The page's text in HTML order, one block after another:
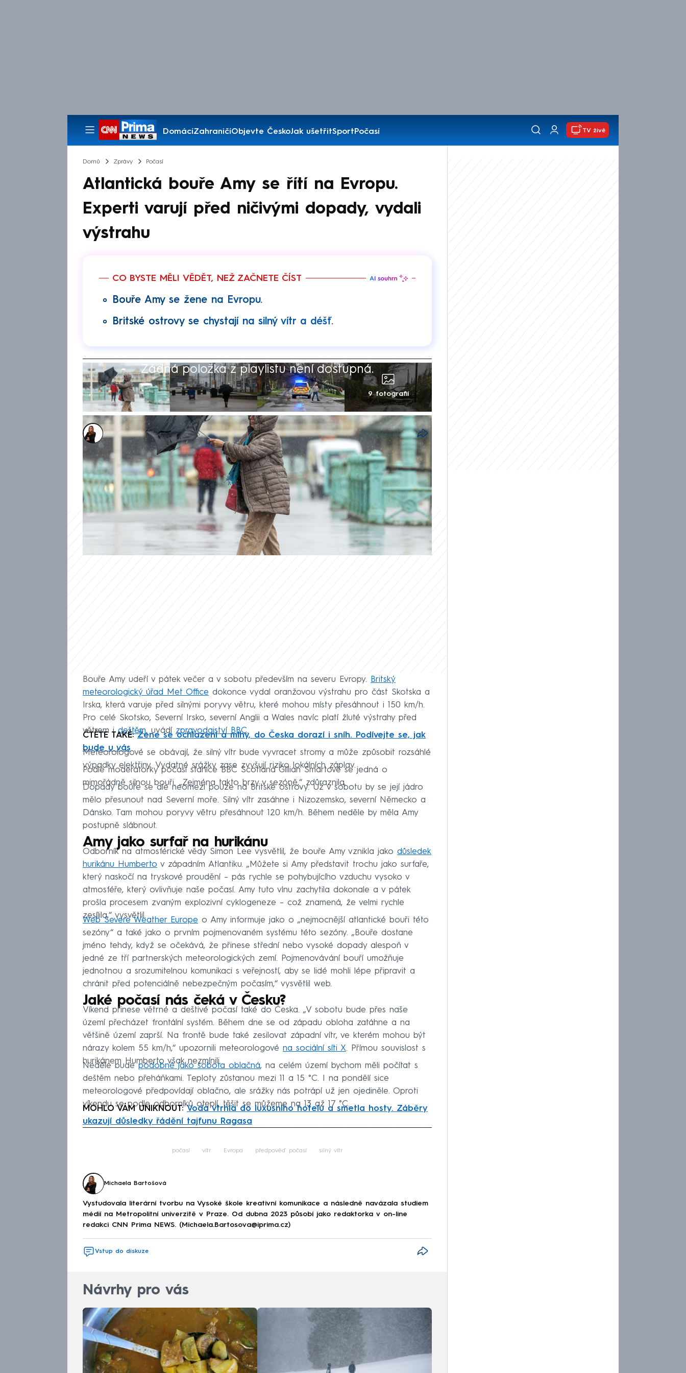
DomácíZahraničíObjevte ČeskoJak ušetřitSportPočasí
Pořady
TV živě
Domů Zprávy Počasí
Atlantická bouře Amy se řítí na Evropu.
Experti varují před ničivými dopady, vydali
výstrahu
CO BYSTE MĚLI VĚDĚT, NEŽ ZAČNETE ČÍST
Bouře Amy se žene na Evropu.
Britské ostrovy se chystají na silný vítr a déšť.
Žádná položka z playlistu není dostupná.
9 fotografií
Michaela Bartošová
3. říj 2025, 10:34
Nejmocnější atlantická bouře této sezóny, která dostala jméno Amy,
míří k Evropě. Vznikla z pozůstatků hurikánu Humberto a na náš
kontinent by měla přinést ničivý vítr a silné lijáky.
Bouře Amy udeří v pátek večer a v sobotu především na severu Evropy. Britský
meteorologický úřad Met Office dokonce vydal oranžovou výstrahu pro část Skotska a
Irska, která varuje před silnými poryvy větru, které mohou místy přesáhnout i 150 km/h.
Pro celé Skotsko, Severní Irsko, severní Anglii a Wales navíc platí žluté výstrahy před
větrem ideštěm, uvádí zpravodajství BBC.
ČTĚTE TAKÉ:Žene se ochlazení a mlhy, do Česka dorazí i sníh. Podívejte se, jak
bude u vás
Meteorologové se obávají, že silný vítr bude vyvracet stromy a může způsobit rozsáhlé
výpadky elektřiny. Vydatné srážky zase zvyšují riziko lokálních záplav.
Podle moderátorky počasí stanice BBC Scotland Gillian Smartové se jedná o
mimořádně silnou bouři. „Zejména takto brzy v sezóně,“ zdůraznila.
Dopady bouře se ale neomezí pouze na Britské ostrovy. Už v sobotu by se její jádro
mělo přesunout nad Severní moře. Silný vítr zasáhne i Nizozemsko, severní Německo a
Dánsko. Tam mohou poryvy větru přesáhnout 120 km/h. Během neděle by měla Amy
postupně slábnout.
Amy jako surfař na hurikánu
Odborník na atmosférické vědy Simon Lee vysvětlil, že bouře Amy vznikla jako důsledek
hurikánu Humberto v západním Atlantiku. „Můžete si Amy představit trochu jako surfaře,
který naskočí na tryskové proudění – pás rychle se pohybujícího vzduchu vysoko v
atmosféře, který ovlivňuje naše počasí. Amy tuto vlnu zachytila dokonale a v pátek
prošla procesem zvaným explozivní cyklogeneze – což znamená, že velmi rychle
zesílila,“ vysvětlil.
Web Severe Weather Europe o Amy informuje jako o „nejmocnější atlantické bouři této
sezóny“ a také jako o prvním pojmenovaném systému této sezóny. „Bouře dostane
jméno tehdy, když se očekává, že přinese střední nebo vysoké dopady alespoň v
jedné ze tří partnerských meteorologických zemí. Pojmenovávání bouří umožňuje
jednotnou a srozumitelnou komunikaci s veřejností, aby se lidé mohli lépe připravit a
chránit před potenciálně nebezpečným počasím,“ vysvětlil web.
Jaké počasí nás čeká v Česku?
Víkend přinese větrné a deštivé počasí také do Česka. „V sobotu bude přes naše
území přecházet frontální systém. Během dne se od západu obloha zatáhne a na
většině území zaprší. Na frontě bude také zesilovat západní vítr, ve kterém mohou být
nárazy kolem 55 km/h,“ upozornili meteorologové na sociální síti X. Přímou souvislost s
hurikánem Humberto však nezmínili.
Neděle budepodobně jako sobota oblačná, na celém území bychom měli počítat s
deštěm nebo přeháňkami. Teploty zůstanou mezi 11 a 15 °C. I na pondělí sice
meteorologové předpovídají oblačno, ale srážky nás potrápí už jen ojediněle. Oproti
víkendu se podle odborníků oteplí, těšit se můžeme na 13 až 17 °C.
MOHLO VÁM UNIKNOUT:Voda vtrhla do luxusního hotelu a smetla hosty. Záběry
ukazují důsledky řádění tajfunu Ragasa
počasí vítr Evropa předpověď počasí silný vítr
Michaela Bartošová
Vystudovala literární tvorbu na Vysoké škole kreativní komunikace a následně navázala studiem
médií na Metropolitní univerzitě v Praze. Od dubna 2023 působí jako redaktorka v on-line
redakci CNN Prima NEWS. (Michaela.Bartosova@iprima.cz)
Vstup do diskuze
Návrhy pro vás